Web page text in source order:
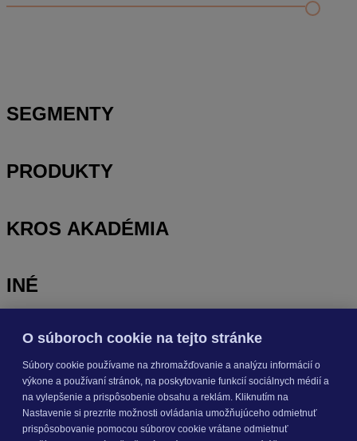
Nastavenie šanónov
SEGMENTY
PRODUKTY
KROS AKADÉMIA
INÉ
OdoberajteNOVINKY
Prihlásiť sa
O súboroch cookie na tejto stránke
Súbory cookie používame na zhromažďovanie a analýzu informácií o
výkone a používaní stránok, na poskytovanie funkcií sociálnych médií a
na vylepšenie a prispôsobenie obsahu a reklám. Kliknutím na
Nastavenie si prezrite možnosti ovládania umožňujúceho odmietnuť
prispôsobovanie pomocou súborov cookie vrátane odmietnuť